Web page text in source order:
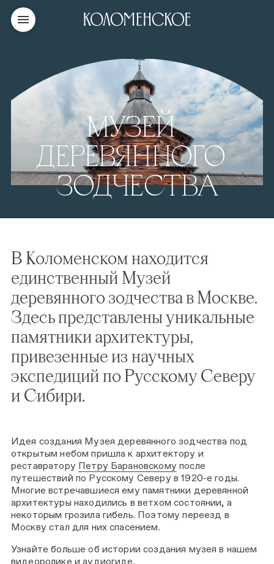
МУЗЕЙ
ДЕРЕВЯННОГО
ЗОДЧЕСТВА
В Коломенском находится
единственный Музей
деревянного зодчества в Москве.
Здесь представлены уникальные
памятники архитектуры,
привезенные из научных
экспедиций по Русскому Северу
и Сибири.
Идея создания Музея деревянного зодчества под
открытым небом пришла к архитектору и
реставратору Петру Барановскому после
путешествий по Русскому Северу в 1920-е годы.
Многие встречавшиеся ему памятники деревянной
архитектуры находились в ветхом состоянии, а
некоторым грозила гибель. Поэтому переезд в
Москву стал для них спасением.
Узнайте больше об истории создания музея в нашем
видеоролике иаудиогиде.